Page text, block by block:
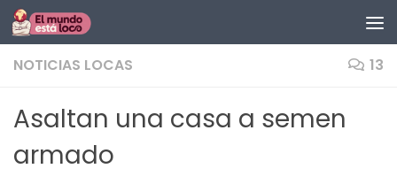
Saltar al contenido
NOTICIAS LOCAS 13
Asaltan una casa a semen
armado